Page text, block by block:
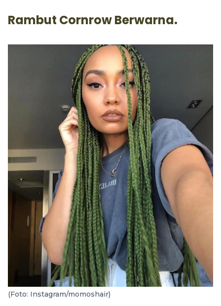
Rambut Cornrow Berwarna.
(Foto: Instagram/momoshair)